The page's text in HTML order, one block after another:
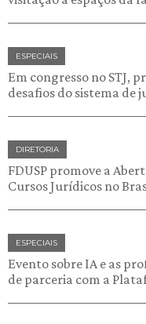
ESPECIAIS
Em congresso no STJ,
desafios do sistema de
DIRETORIA
FDUSP promove a
Cursos Jurídicos no
ESPECIAIS
Evento sobre IA e as
de parceria com a